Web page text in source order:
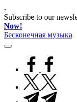
Skip
to
content
-
Subscribe to our
Now!
Бесконечная музыка
facebook.com
twitter.com
t.me